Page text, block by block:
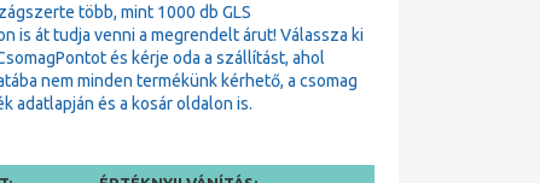
több, mint 1000 db GLS
is át tudja venni a megrendelt árut! Válassza ki
és kérje oda a szállítást, ahol
nem minden termékünk kérhető, a csomag
adatlapján és a kosár oldalon is.